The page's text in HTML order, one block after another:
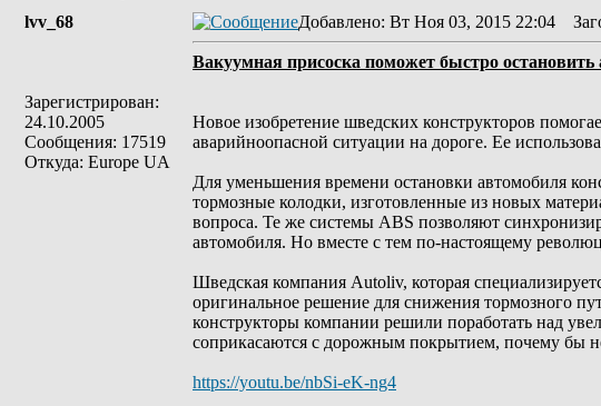
lvv_68
Зарегистрирован:
24.10.2005
Сообщения: 17519
Откуда: Europe UA
Добавлено: Вт Ноя 03, 2015 22:04
Вакуумная присоска поможет быстро
Новое изобретение шведских конструкторов
аварийноопасной ситуации на дороге. Ее
Для уменьшения времени остановки автомобиля
тормозные колодки, изготовленные из новых
вопроса. Те же системы ABS позволяют
автомобиля. Но вместе с тем по-настоящему
Шведская компания Autoliv, которая
оригинальное решение для снижения тормозного
конструкторы компании решили поработать над
соприкасаются с дорожным покрытием, почему бы
https://youtu.be/nbSi-eK-ng4